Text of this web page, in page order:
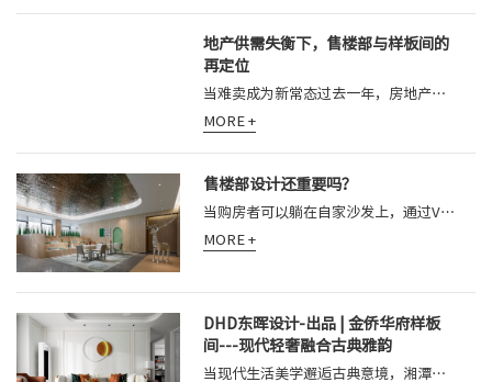
地产供需失衡下，售楼部与样板间的
再定位
当难卖成为新常态过去一年，房地产行业反复被提及的关键词只有两个：难卖、去化慢。价格空间被压缩、营销手段趋同、客户决策周期被无限拉长
MORE +
售楼部设计还重要吗？
当购房者可以躺在自家沙发上，通过VR全景看遍每一个户型；当房产信息在指尖滑动间一览无余；当线上签约流程日趋完善——实体售楼部是否正在
MORE +
DHD东晖设计-出品 | 金侨华府样板
间---现代轻奢融合古典雅韵
当现代生活美学邂逅古典意境，湘潭金侨华府样板间在东晖设计的精心执笔下，以独特的空间语言，呈现一场跨越时空的设计对话。作为专注地产样